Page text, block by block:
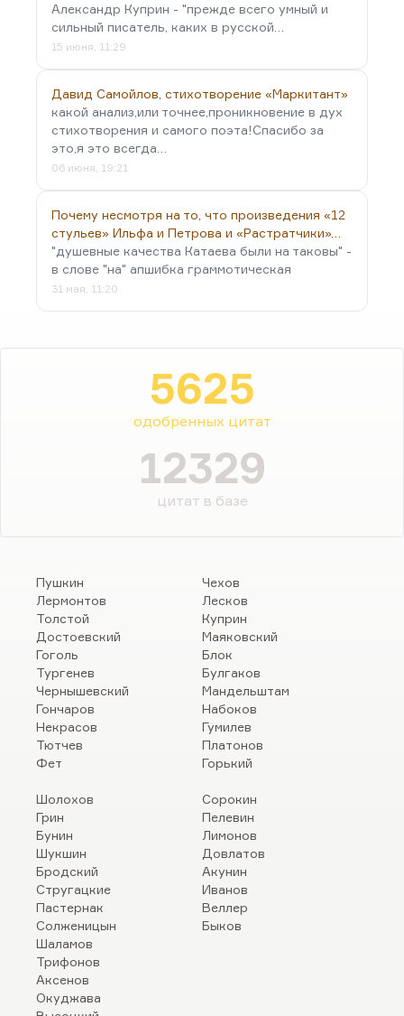
Александр Куприн - "прежде всего умный и
сильный писатель, каких в русской…
15 июня, 11:29
Давид Самойлов, стихотворение «Маркитант»
какой анализ,или точнее,проникновение в дух
стихотворения и самого поэта!Спасибо за
это,я это всегда…
06 июня, 19:21
Почему несмотря на то, что произведения «12
стульев» Ильфа и Петрова и «Растратчики»…
"душевные качества Катаева были на таковы" -
в слове "на" апшибка граммотическая
31 мая, 11:20
5625
одобренных цитат
12329
цитат в базе
Пушкин
Лермонтов
Толстой
Достоевский
Гоголь
Тургенев
Чернышевский
Гончаров
Некрасов
Тютчев
Фет
Чехов
Лесков
Куприн
Маяковский
Блок
Булгаков
Мандельштам
Набоков
Гумилев
Платонов
Горький
Шолохов
Грин
Бунин
Шукшин
Бродский
Стругацкие
Пастернак
Солженицын
Шаламов
Трифонов
Аксенов
Окуджава
Сорокин
Пелевин
Лимонов
Довлатов
Акунин
Иванов
Веллер
Быков